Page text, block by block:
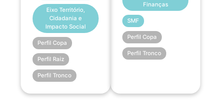
Eixo Território,
Cidadania e
Impacto Social
Perfil Copa
Perfil Raiz
Perfil Tronco
Finanças
SMF
Perfil Copa
Perfil Tronco